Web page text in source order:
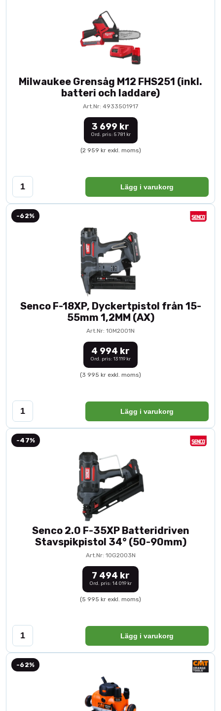
Milwaukee Grensåg M12 FHS251 (inkl.
batteri och laddare)
Art.Nr: 4933501917
3 699 kr
Ord. pris: 5 781 kr
(2 959 kr exkl. moms)
Lägg i varukorg
-62%
Senco F-18XP, Dyckertpistol från 15-
55mm 1,2MM (AX)
Art.Nr: 10M2001N
4 994 kr
Ord. pris: 13 119 kr
(3 995 kr exkl. moms)
Lägg i varukorg
-47%
Senco 2.0 F-35XP Batteridriven
Stavspikpistol 34° (50-90mm)
Art.Nr: 10G2003N
7 494 kr
Ord. pris: 14 019 kr
(5 995 kr exkl. moms)
Lägg i varukorg
-62%